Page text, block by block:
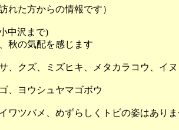
れた方からの情報です）
中沢まで)
秋の気配を感じます
、クズ、ミズヒキ、メタカラコウ、イ
、ヨウシュヤマゴボウ
ワツバメ、めずらしくトビの姿はあり